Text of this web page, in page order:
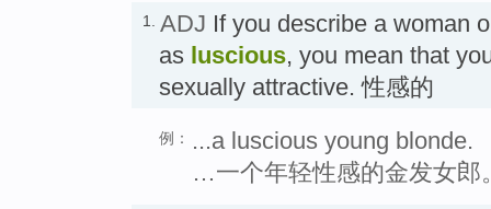
1. ADJ If you describe a woman
as luscious, you mean that
sexually attractive. 性感的
例：
...a luscious young blonde.
…一个年轻性感的金发女郎